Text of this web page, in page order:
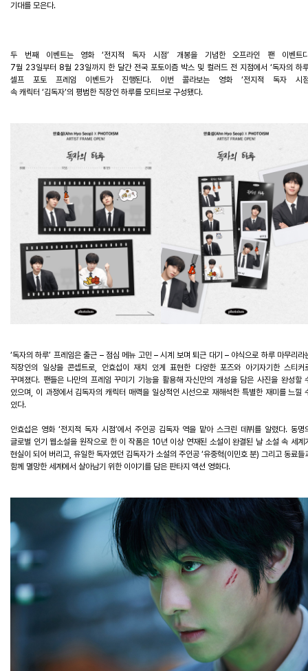
기대를 모은다.
두 번째 이벤트는 영화‘전지적 독자 시점’ 개봉을 기념한 오프라인 팬
이벤트
7월 23일부터 8월 23일까지 한 달간 전국 포토이즘 박스 및 컬러드 전 지점에서 ‘독자의 하
셀프
포토 프레임 이벤트가 진행된다. 이번 콜라보는 영화‘전지적 독자
시
속 캐릭터 ‘김독자’의 평범한 직장인 하루를 모티브로 구성됐다.
‘독자의 하루’ 프레임은 출근 – 점심 메뉴 고민 –시계 보며 퇴근 대기 – 야식으로 하루 마무리라
직장인의
일상을 콘셉트로 안효섭이 재치 있게 표현한 다양한 포즈와 아기자기한 스티커
꾸며졌다. 팬들은 나만의 프레임 꾸미기 기능을 활용해 자신만의 개성을 담은 사진을 완성할
있으며
이 과정에서 김독자의 캐릭터 매력을 일상적인 시선으로 재해석한 특별한 재미를 느낄
있다.
안효섭은 영화‘전지적 독자 시점’에서 주인공 김독자 역을 맡아 스크린 데뷔를 알렸다.동명
글로벌 인기 웹소설을 원작으로 한 이 작품은 10년 이상 연재된 소설이 완결된 날 소설 속 세계
현실이 되어 버리고 ,유일한 독자였던 김독자가 소설의 주인공‘유중혁(이민호 분) 그리고 동료들
함께 멸망한 세계에서 살아남기 위한 이야기를 담은 판타지 액션 영화다.